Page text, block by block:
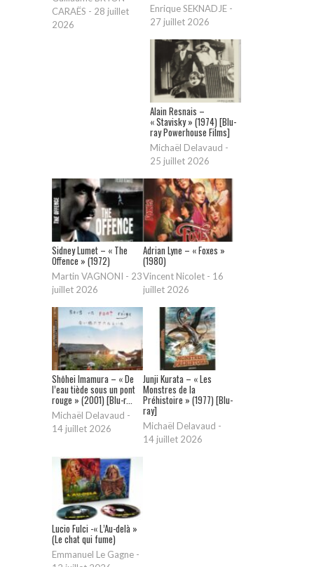
CARAËS - 28 juillet
2026
Enrique SEKNADJE -
27 juillet 2026
Alain Resnais –
« Stavisky » (1974) [Blu-
ray Powerhouse Films]
Michaël Delavaud -
25 juillet 2026
Sidney Lumet – « The
Offence » (1972)
Martin VAGNONI - 23
juillet 2026
Adrian Lyne – « Foxes »
(1980)
Vincent Nicolet - 16
juillet 2026
Shōhei Imamura – « De
l’eau tiède sous un pont
rouge » (2001) [Blu-r...
Michaël Delavaud -
14 juillet 2026
Junji Kurata – « Les
Monstres de la
Préhistoire » (1977) [Blu-
ray]
Michaël Delavaud -
14 juillet 2026
Lucio Fulci -« L’Au-delà »
(Le chat qui fume)
Emmanuel Le Gagne -